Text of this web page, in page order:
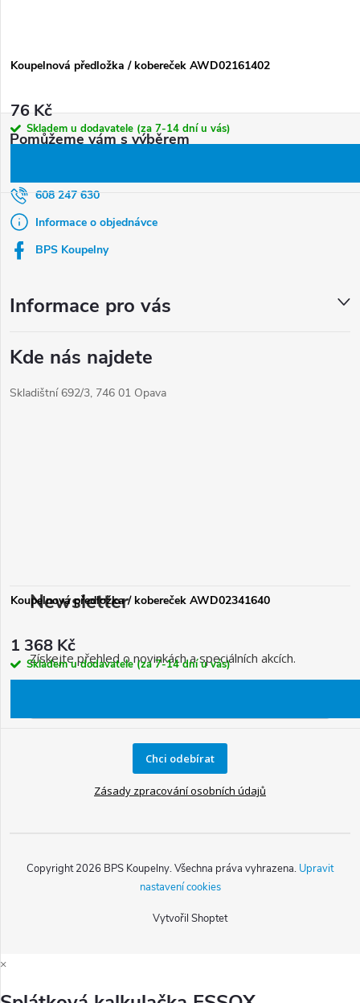
Koupelnová předložka / kobereček AWD02161402
76 Kč
Skladem u dodavatele (za 7-14 dní u vás)
Koupelnová předložka / kobereček AWD02341640
1 368 Kč
Skladem u dodavatele (za 7-14 dní u vás)
608 247 630
Informace o objednávce
BPS Koupelny
Informace pro vás
Kde nás najdete
Skladištní 692/3, 746 01 Opava
Newsletter
Získejte přehled o novinkách a speciálních akcích.
Chci odebírat
Zásady zpracování osobních údajů
Vytvořil Shoptet
Copyright 2026 BPS Koupelny. Všechna práva vyhrazena. Upravit
nastavení cookies
×